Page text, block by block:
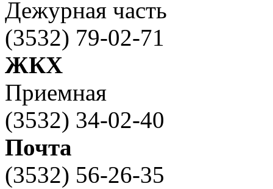
Дежурная часть
(3532) 79-02-71
ЖКХ
Приемная
(3532) 34-02-40
Почта
(3532) 56-26-35